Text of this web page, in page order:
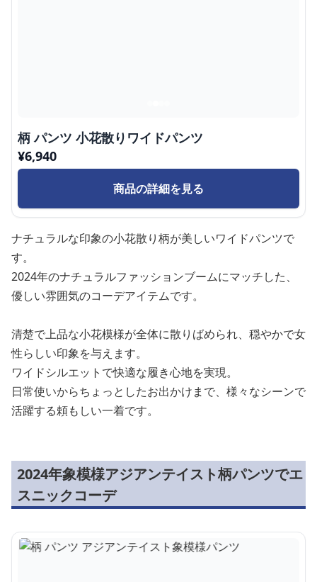
柄 パンツ 小花散りワイドパンツ
¥6,940
商品の詳細を見る
ナチュラルな印象の小花散り柄が美しいワイドパンツで
す。
2024年のナチュラルファッションブームにマッチした、
優しい雰囲気のコーデアイテムです。
清楚で上品な小花模様が全体に散りばめられ、穏やかで女
性らしい印象を与えます。
ワイドシルエットで快適な履き心地を実現。
日常使いからちょっとしたお出かけまで、様々なシーンで
活躍する頼もしい一着です。
2024年象模様アジアンテイスト柄パンツでエ
スニックコーデ